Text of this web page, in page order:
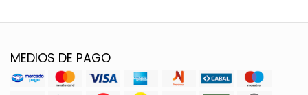
MEDIOS DE PAGO